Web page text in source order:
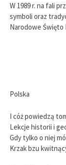
W 1989 r. na fali
symboli oraz
Narodowe Święto
Polska
I cóż powiedzą
Lekcje historii i
Gdy tylko o niej
Krzak bzu